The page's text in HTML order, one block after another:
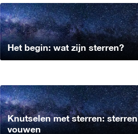
Het begin: wat zijn sterren?
Knutselen met sterren: sterren
vouwen